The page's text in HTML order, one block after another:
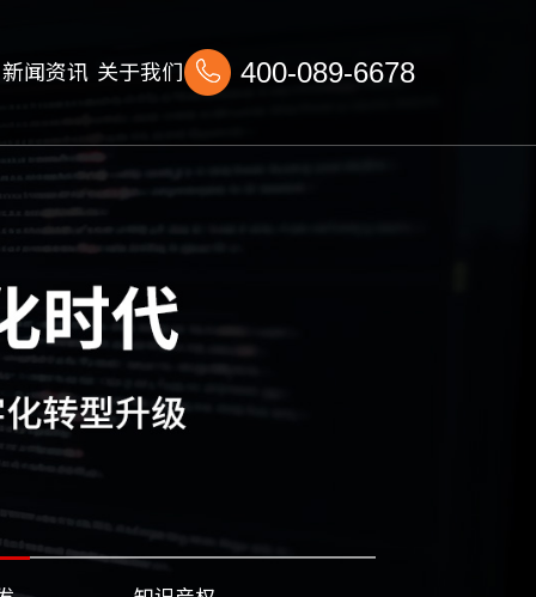
新闻资讯 关于我们 400-089-6678